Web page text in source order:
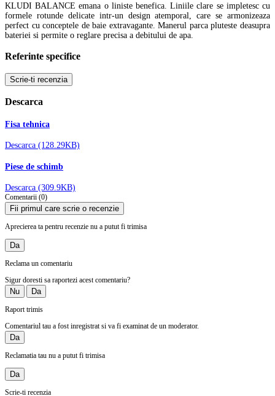
KLUDI BALANCE emana o liniste benefica. Liniile clare se impletesc cu
formele rotunde delicate intr-un design atemporal, care se armonizeaza
perfect cu conceptele de baie extravagante. Manerul parca pluteste deasupra
bateriei si permite o reglare precisa a debitului de apa.
Referinte specifice
Scrie-ti recenzia
Descarca
Fisa tehnica
Descarca (128.29KB)
Piese de schimb
Descarca (309.9KB)
Comentarii (0)
Fii primul care scrie o recenzie
Aprecierea ta pentru recenzie nu a putut fi trimisa
Da
Reclama un comentariu
Sigur doresti sa raportezi acest comentariu?
Nu Da
Raport trimis
Comentariul tau a fost inregistrat si va fi examinat de un moderator.
Da
Reclamatia tau nu a putut fi trimisa
Da
Scrie-ti recenzia